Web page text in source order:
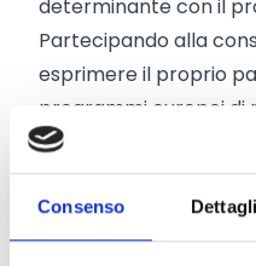
Consenso Dettagli
determinante con il
Partecipando alla
esprimere il proprio
programmi europei di
dare opinioni sulle
programmi/fondi in
investimenti, ricerca e
mercato unico